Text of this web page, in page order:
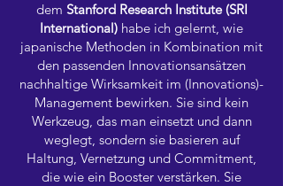
dem Stanford Research Institute (SRI
International) habe ich gelernt, wie
japanische Methoden in Kombination mit
den passenden Innovationsansätzen
nachhaltige Wirksamkeit im (Innovations)-
Management bewirken. Sie sind kein
Werkzeug, das man einsetzt und dann
weglegt, sondern sie basieren auf
Haltung, Vernetzung und Commitment,
die wie ein Booster verstärken. Sie